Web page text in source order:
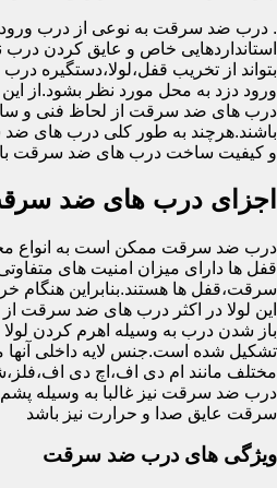
. درب ضد سرقت به نوعی از درب
استانداردهایی خاص و عایق کردن
بتواند از تخریب قفل،لولا،دستگیره
ورود دزد به محل مورد نظر بشود.از
درب های ضد سرقت از لحاظ فنی و
باشند.هرچند به طور کلی درب های
و کیفیت ساخت درب های ضد سرقت با
اجزای درب های ضد
درب ضد سرقت ممکن است به انواع
قفل ها دارای میزان امنیت های
سرقت،قفل ها هستند.بنابراین هنگام
این لولا در اکثر درب های ضد سرقت
باز شدن درب به وسیله اهرم کردن
تشکیل شده است.جنس لایه داخلی آنها
مختلف مانند ام دی اف،اچ دی
درب ضد سرقت نیز غالبا به وسیله
سرقت عایق صدا و حرارت نیز باشد
ویژگی های درب ضد سرقت